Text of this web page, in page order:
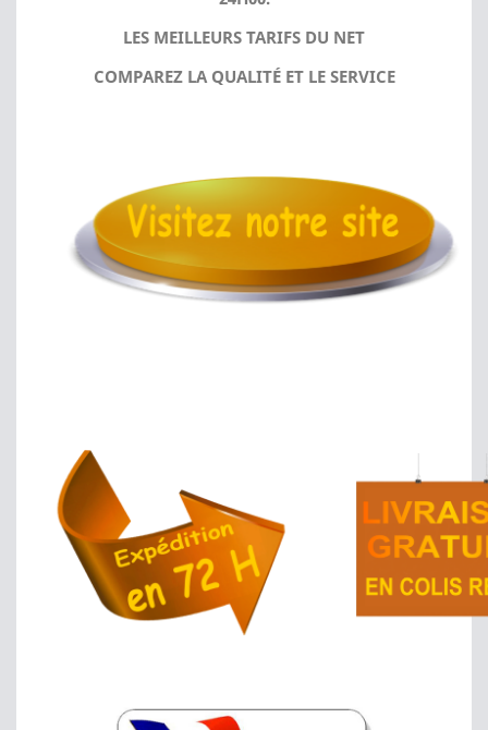
LES MEILLEURS TARIFS DU NET
COMPAREZ LA QUALITÉ ET LE SERVICE